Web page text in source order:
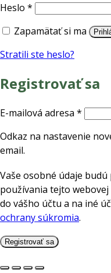
Heslo * Povinné
Zapamätať si ma
Stratili ste heslo?
Registrovať sa
E-mailová adresa *
Odkaz na nastavenie
email.
Vaše osobné údaje
používania tejto
do vášho účtu a na iné
ochrany súkromia.
Registrovať sa